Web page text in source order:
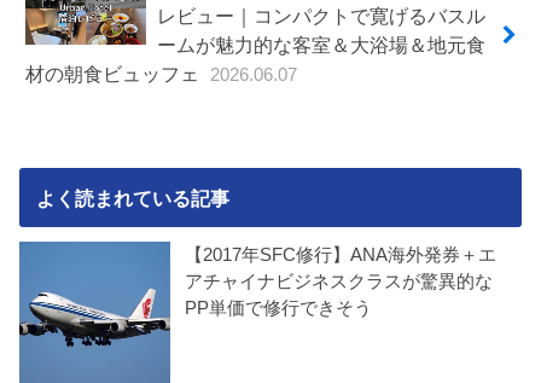
レビュー｜コンパクトで寛げるバスル
ームが魅力的な客室＆大浴場＆地元食
材の朝食ビュッフェ
2026.06.07
よく読まれている記事
【2017年SFC修行】ANA海外発券＋エ
アチャイナビジネスクラスが驚異的な
PP単価で修行できそう